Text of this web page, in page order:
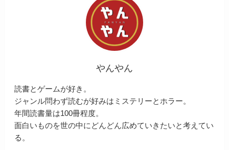
やんやん
読書とゲームが好き。
ジャンル問わず読むが好みはミステリーとホラー。
年間読書量は100冊程度。
面白いものを世の中にどんどん広めていきたいと考えてい
る。